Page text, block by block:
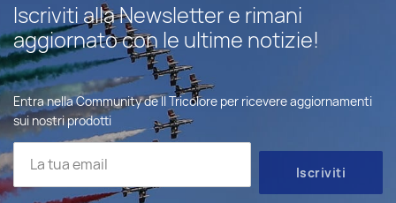
Iscriviti alla Newsletter e rimani
aggiornato con le ultime notizie!
Entra nella Community de Il Tricolore per ricevere aggiornamenti
sui nostri prodotti